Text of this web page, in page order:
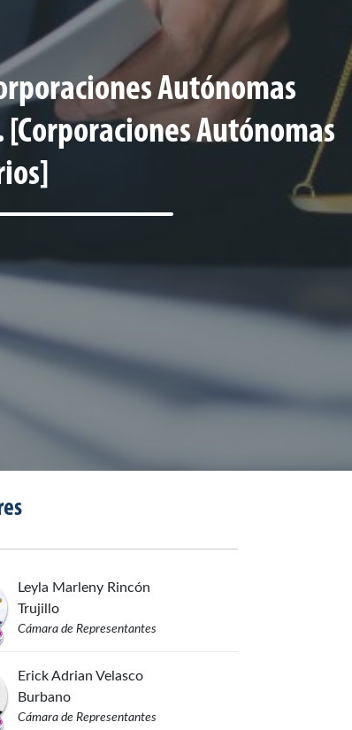
Autónomas
Autónomas
Leyla Marleny Rincón
Trujillo
Cámara de Representantes
Erick Adrian Velasco
Burbano
Cámara de Representantes